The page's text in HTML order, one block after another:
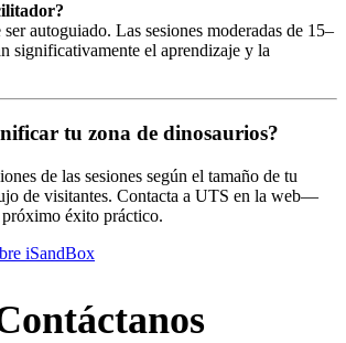
autoguiado. Las sesiones moderadas de 15–
significativamente el aprendizaje y la
tu zona de dinosaurios?
de las sesiones según el tamaño de tu
de visitantes. Contacta a UTS en la web—
éxito práctico.
iSandBox